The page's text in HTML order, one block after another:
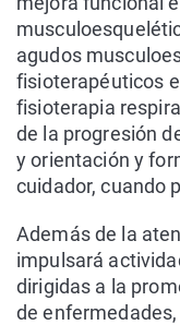
agudos
fisioterapéuticos
fisioterapia
de la progresión
y orientación y
cuidador, cuando
Además de la
impulsará
dirigidas a la
de